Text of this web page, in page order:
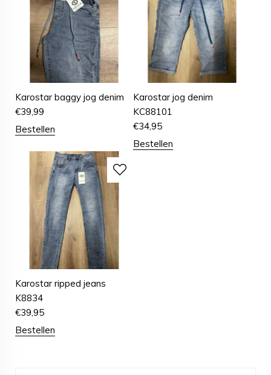
Karostar baggy jog denim
€39,99
Bestellen
Karostar jog denim
KC88101
€34,95
Bestellen
Karostar ripped jeans
K8834
€39,95
Bestellen